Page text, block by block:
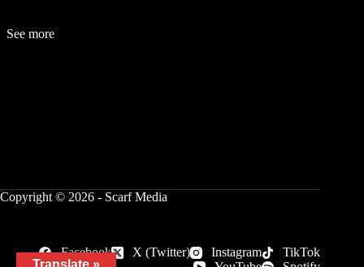
See more
Copyright © 2026 - Scarf Media
Facebook X (Twitter) Instagram
TikTok
Translate »